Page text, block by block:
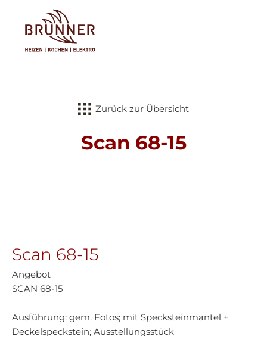
Zurück zur Übersicht
Scan 68-15
Scan 68-15
Angebot
SCAN 68-15
Ausführung: gem. Fotos; mit Specksteinmantel +
Deckelspeckstein; Ausstellungsstück